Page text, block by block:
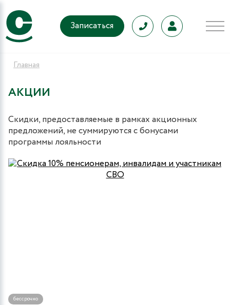
Записаться
Главная
АКЦИИ
Скидки, предоставляемые в рамках акционных
предложений, не суммируются с бонусами
программы лояльности
бессрочно